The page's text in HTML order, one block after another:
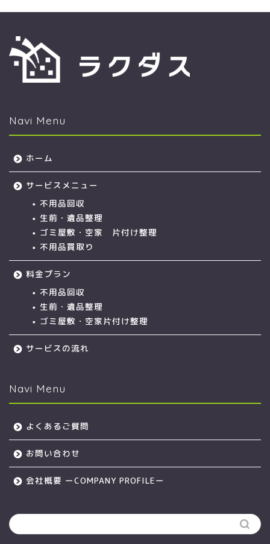
Navi Menu
ホーム
サービスメニュー
不用品回収
生前・遺品整理
ゴミ屋敷・空家 片付け整理
不用品買取り
料金プラン
不用品回収
生前・遺品整理
ゴミ屋敷・空家片付け整理
サービスの流れ
Navi Menu
よくあるご質問
お問い合わせ
会社概要 ーCOMPANY PROFILEー